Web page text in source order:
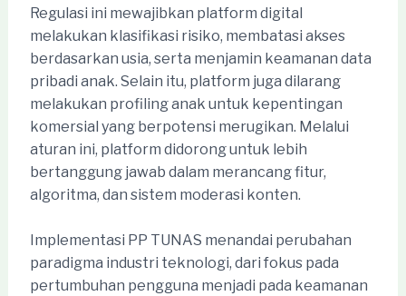
Regulasi ini mewajibkan platform digital
melakukan klasifikasi risiko, membatasi akses
berdasarkan usia, serta menjamin keamanan data
pribadi anak. Selain itu, platform juga dilarang
melakukan profiling anak untuk kepentingan
komersial yang berpotensi merugikan. Melalui
aturan ini, platform didorong untuk lebih
bertanggung jawab dalam merancang fitur,
algoritma, dan sistem moderasi konten.
Implementasi PP TUNAS menandai perubahan
paradigma industri teknologi, dari fokus pada
pertumbuhan pengguna menjadi pada keamanan